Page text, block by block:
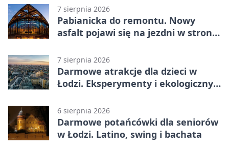
7 sierpnia 2026
Pabianicka do remontu. Nowy
asfalt pojawi się na jezdni w stronę
7 sierpnia 2026
Darmowe atrakcje dla dzieci w
Łodzi. Eksperymenty i ekologiczny
6 sierpnia 2026
Darmowe potańcówki dla seniorów
w Łodzi. Latino, swing i bachata